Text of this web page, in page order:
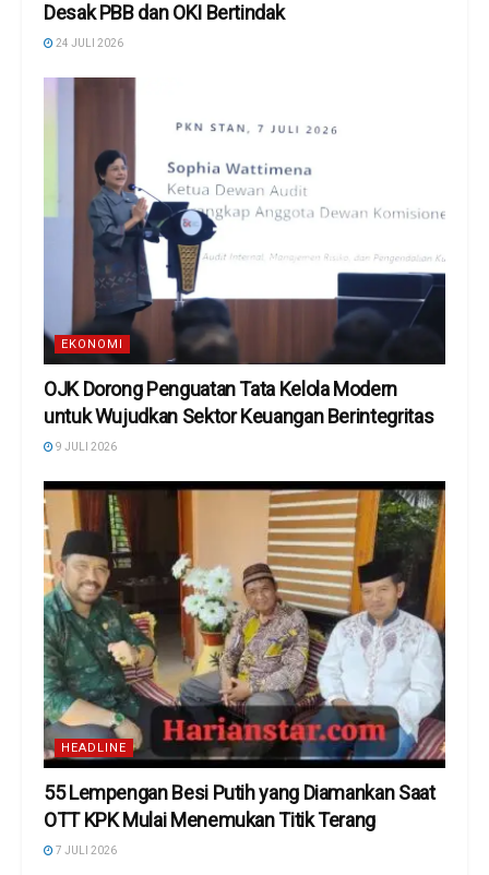
Desak PBB dan OKI Bertindak
24 JULI 2026
EKONOMI
OJK Dorong Penguatan Tata Kelola Modern
untuk Wujudkan Sektor Keuangan Berintegritas
9 JULI 2026
HEADLINE
55 Lempengan Besi Putih yang Diamankan Saat
OTT KPK Mulai Menemukan Titik Terang
7 JULI 2026